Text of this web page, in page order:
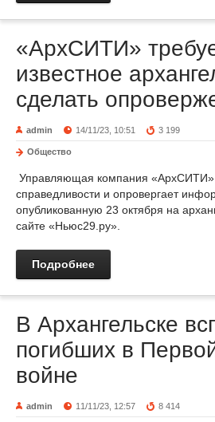
«АрхСИТИ»
известное
сделать
admin 14/11/23, 10:51 3 199
Общество
Управляющая компания «АрхСИТИ»
справедливости и опровергает
опубликованную 23 октября на
сайте «Ньюс29.ру».
Подробнее
В Архангельске
погибших в
войне
admin 11/11/23, 12:57 8 414